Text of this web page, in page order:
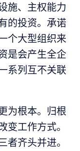
施、主权能力
的投资。承诺
个大型组织来
是会产生全企
系列互不关联
为根本。归根
工作方式。
齐头并进。